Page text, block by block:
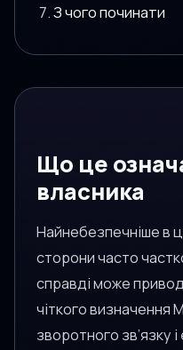
З чого починати
Що це
власника
Найнебезпечніше в
сторони часто
справді може
чіткого визначення
зворотного зв’язку